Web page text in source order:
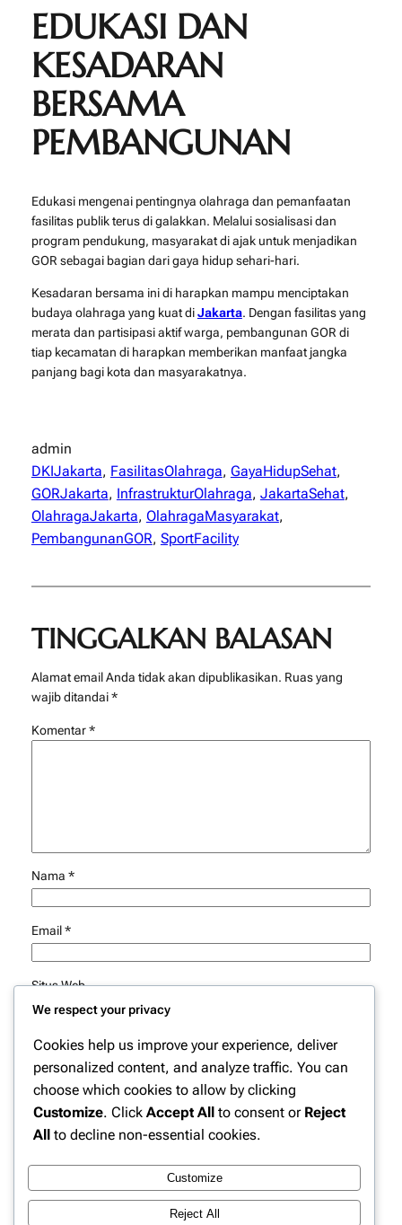
EDUKASI DAN
KESADARAN
BERSAMA
PEMBANGUNAN
Edukasi mengenai pentingnya olahraga dan pemanfaatan
fasilitas publik terus di galakkan. Melalui sosialisasi dan
program pendukung, masyarakat di ajak untuk menjadikan
GOR sebagai bagian dari gaya hidup sehari-hari.
Kesadaran bersama ini di harapkan mampu menciptakan
budaya olahraga yang kuat diJakarta. Dengan fasilitas yang
merata dan partisipasi aktif warga, pembangunan GOR di
tiap kecamatan di harapkan memberikan manfaat jangka
panjang bagi kota dan masyarakatnya.
admin
DKIJakarta, FasilitasOlahraga, GayaHidupSehat
GORJakarta, InfrastrukturOlahraga, JakartaSehat
OlahragaJakarta, OlahragaMasyarakat
PembangunanGOR, SportFacility
TINGGALKAN BALASAN
Alamat email Anda tidak akan dipublikasikan. Ruas yang
wajib ditandai*
Komentar*
Nama *
Email*
Situs Web
Simpan nama, email, dan situs web saya pada peramban
ini untuk komentar saya berikutnya.
Instagram
Facebook
X
We respect your privacy
Cookies help us improve your experience, deliver
personalized content, and analyze traffic. You can
choose which cookies to allow by clicking
Customize. Click Accept All to consent or Reject
All to decline non-essential cookies.
Customize
Reject All